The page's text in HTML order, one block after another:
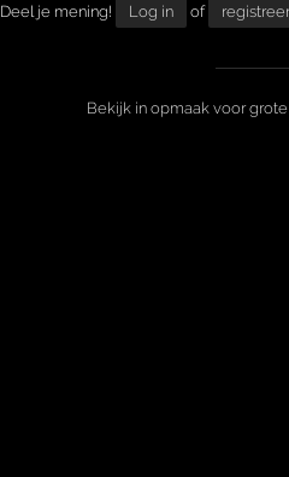
Deel je mening! Log in of registreer
Bekijk in opmaak voor